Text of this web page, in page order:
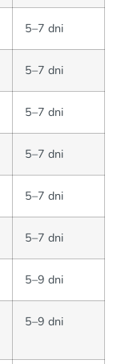
5–7 dni
5–7 dni
5–7 dni
5–7 dni
5–7 dni
5–7 dni
5–9 dni
5–9 dni